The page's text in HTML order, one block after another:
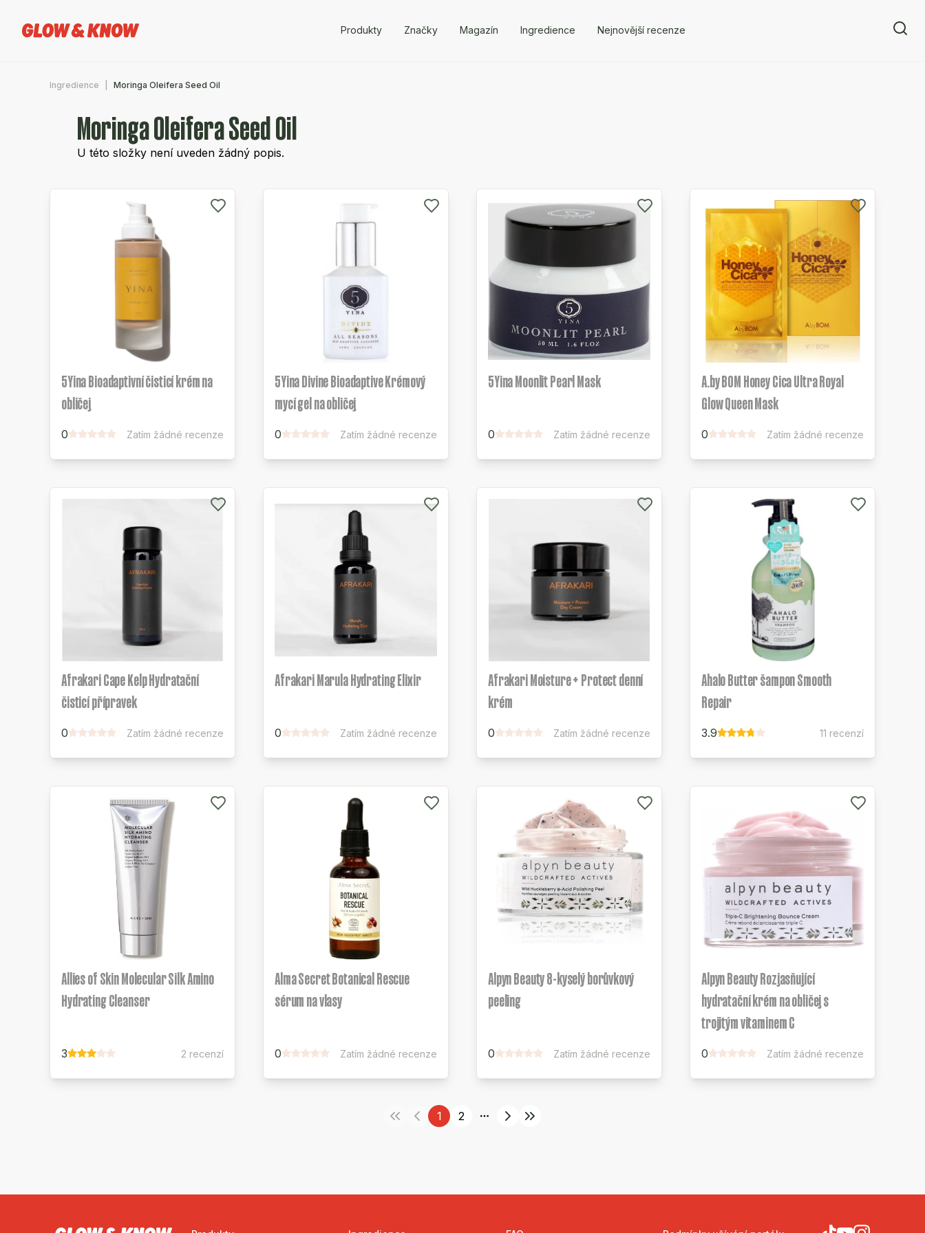
Produkty Značky Magazín Ingredience Nejnovější recenze
Ingredience Moringa Oleifera Seed Oil
Moringa Oleifera Seed Oil
U této složky není uveden žádný popis.
5Yina Bioadaptivní čisticí krém na
obličej
0 Zatím žádné recenze
5Yina Divine Bioadaptive Krémový
mycí gel na obličej
0 Zatím žádné recenze
5Yina Moonlit Pearl Mask
0 Zatím žádné recenze
A.by BOM Honey Cica Ultra Royal
Glow Queen Mask
0 Zatím žádné recenze
Afrakari Cape Kelp Hydratační
čisticí přípravek
0 Zatím žádné recenze
Afrakari Marula Hydrating Elixir
0 Zatím žádné recenze
Afrakari Moisture + Protect denní
krém
0 Zatím žádné recenze
Ahalo Butter šampon Smooth
Repair
3.9 11 recenzí
Allies of Skin Molecular Silk Amino
Hydrating Cleanser
3 2 recenzí
Alma Secret Botanical Rescue
sérum na vlasy
0 Zatím žádné recenze
Alpyn Beauty 8-kyselý borůvkový
peeling
0 Zatím žádné recenze
Alpyn Beauty Rozjasňující
hydratační krém na obličej s
trojitým vitaminem C
0 Zatím žádné recenze
1 2
More pages